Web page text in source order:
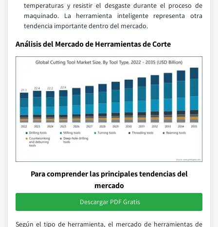
temperaturas y resistir el desgaste durante el proceso de
maquinado. La herramienta inteligente representa otra
tendencia importante dentro del mercado.
Análisis del Mercado de Herramientas de Corte
Para comprender las principales tendencias del
mercado
Descargar PDF Gratis
Según el tipo de herramienta, el mercado de herramientas de